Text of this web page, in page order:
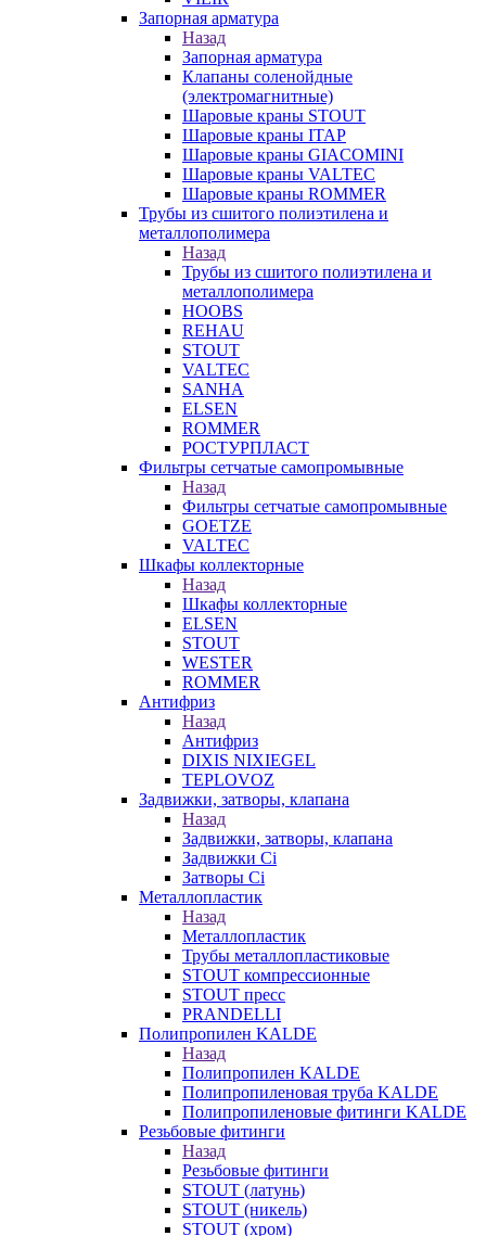
Запорная арматура
Назад
Запорная арматура
Клапаны соленойдные
(электромагнитные)
Шаровые краны STOUT
Шаровые краны ITAP
Шаровые краны GIACOMINI
Шаровые краны VALTEC
Шаровые краны ROMMER
Трубы из сшитого полиэтилена и
металлополимера
Назад
Трубы из сшитого полиэтилена и
металлополимера
HOOBS
REHAU
STOUT
VALTEC
SANHA
ELSEN
ROMMER
РОСТУРПЛАСТ
Фильтры сетчатые самопромывные
Назад
Фильтры сетчатые самопромывные
GOETZE
VALTEC
Шкафы коллекторные
Назад
Шкафы коллекторные
ELSEN
STOUT
WESTER
ROMMER
Антифриз
Назад
Антифриз
DIXIS NIXIEGEL
TEPLOVOZ
Задвижки, затворы, клапана
Назад
Задвижки, затворы, клапана
Задвижки Ci
Затворы Ci
Металлопластик
Назад
Металлопластик
Трубы металлопластиковые
STOUT компрессионные
STOUT пресс
PRANDELLI
Полипропилен KALDE
Назад
Полипропилен KALDE
Полипропиленовая труба KALDE
Полипропиленовые фитинги KALDE
Резьбовые фитинги
Назад
Резьбовые фитинги
STOUT (латунь)
STOUT (никель)
STOUT (хром)